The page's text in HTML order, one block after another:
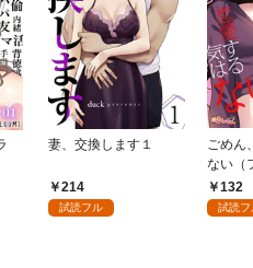
妻、交換します１
214
試読フル
ごめん
ない（
132
試読フ